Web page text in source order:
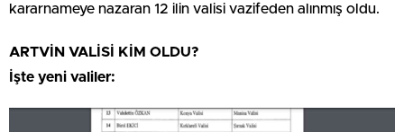
kararnameye nazaran 12 ilin valisi vazifeden alınmış oldu.
ARTVİN VALİSİ KİM OLDU?
İşte yeni valiler: